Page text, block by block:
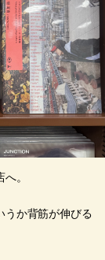
。
うか背筋が伸びる